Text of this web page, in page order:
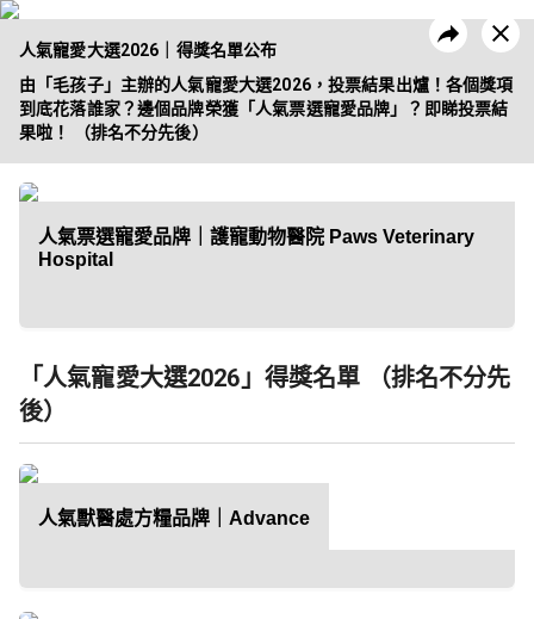
昔日活動 企業方案
「01親子最愛生活品牌大
人氣寵愛大選2026｜得獎名單公布
由「毛孩子」主辦的人氣寵愛大選2026，投票結果出爐！各個獎項
到底花落誰家？邊個品牌榮獲「人氣票選寵愛品牌」？即睇投票結
果啦！ （排名不分先後）
人氣票選寵愛品牌｜護寵動物醫院 Paws Veterinary
Hospital
「人氣寵愛大選2026」得獎名單 （排名不分先
後）
人氣獸醫處方糧品牌｜Advance